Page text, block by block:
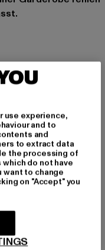
|info@tbint.de
Ober-Ramstadt |
use experience,
and to
and
to extract data
the processing of
do not have
want to change
on "Accept" you